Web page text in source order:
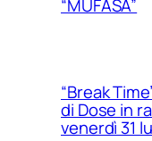
“MUFASA”
“Break
di Dose in
venerdì 31